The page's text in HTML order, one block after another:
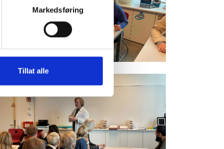
Markedsføring
Tillat alle